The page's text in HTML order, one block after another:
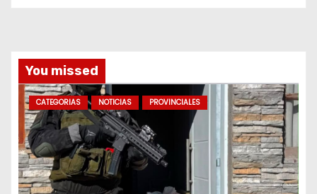
s
You missed
CATEGORIAS NOTICIAS PROVINCIALES